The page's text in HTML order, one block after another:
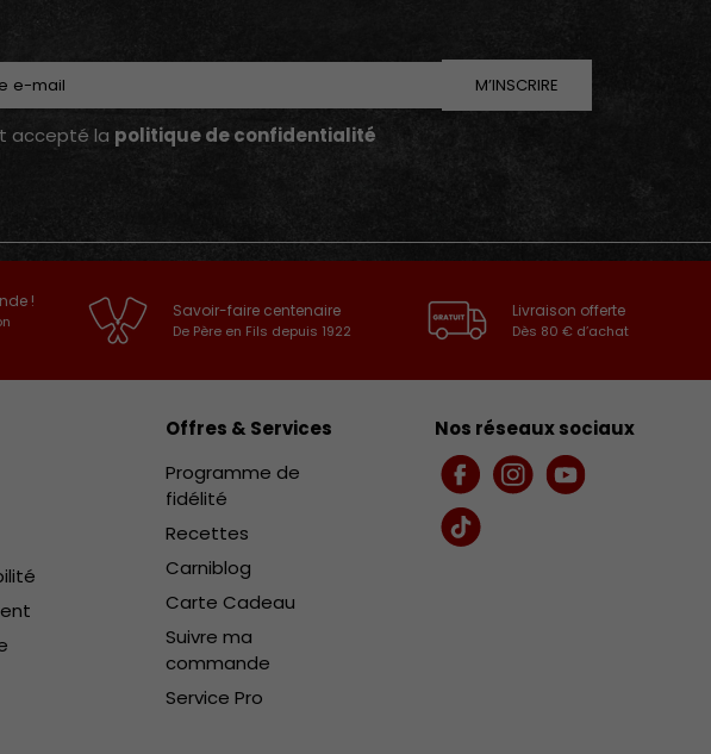
M’INSCRIRE
accepté la politique de confidentialité
! Savoir-faire centenaire
De Père en Fils depuis 1922
Livraison offerte
Dès 80 € d’achat
Offres & Services
Programme de
fidélité
Recettes
Carniblog
Carte Cadeau
Suivre ma
commande
Service Pro
Nos réseaux sociaux
FacebookInstagramYouTube
TikTok